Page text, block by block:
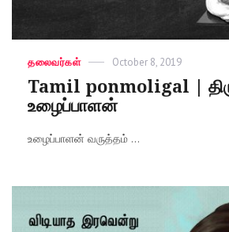
Categories
தலைவர்கள்
Posted
October 8, 2019
Tamil ponmoligal |
உழைப்பாளன்
உழைப்பாளன் வருத்தம் ...